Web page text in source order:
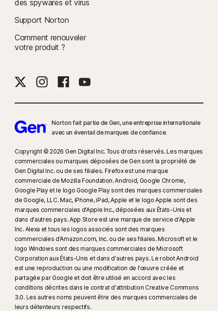
D'après un test effectué sur huit autres produits VPN de premier plan
sélectionnés par Gen dans le rapport VPN Products Performance
Benchmarks réalisé par PassMark Software à la demande de Gen, en
Pour supprimer la plupart des alertes pour Windows, le mode plein
Social Media Monitoring n'est pas disponible sur certaines plates-
formes de réseaux sociaux et les fonctionnalités diffèrent d'une plate-
Norton.com/smm. N'inclut pas la surveillance des chats ni des
messages directs. Peut ne pas identifier le cyberharcèlement, les
contenus explicites ou illégaux ou les discours haineux.
La Protection contre les deepfakes automatique fonctionne
uniquement pour les vidéos en anglais sur les plateformes de réseaux
sociaux/vidéo prises en charge. Utilisez l'analyse manuelle pour les
autres plateformes. Nécessite Windows 11 ou une version ultérieure et un
navigateur compatible. La détection automatique requiert également soit
un PC IA avec au minimum un processeur Qualcomm ou Intel de 8 cœurs
et 16 Go de RAM, soit un PC non IA avec au minimum un processeur de
6 cœurs de toute marque et 16 Go de RAM. Sur les PC non IA avec au
minimum un processeur de 4 cœurs et 8 Go de RAM, seule l'analyse
manuelle est disponible. Pour plus d'informations, consultez
des spywares et virus
Support Norton
Comment renouveler
votre produit ?
Norton fait partie de Gen, une entreprise internationale
avec un éventail de marques de confiance.​
Copyright © 2026 Gen Digital Inc. Tous droits réservés. Les marques
commerciales ou marques déposées de Gen sont la propriété de
Gen Digital Inc. ou de ses filiales. Firefox est une marque
commerciale de Mozilla Foundation. Android, Google Chrome,
Google Play et le logo Google Play sont des marques commerciales
de Google, LLC. Mac, iPhone, iPad, Apple et le logo Apple sont des
marques commerciales d'Apple Inc., déposées aux États-Unis et
dans d'autres pays. App Store est une marque de service d'Apple
Inc. Alexa et tous les logos associés sont des marques
commerciales d'Amazon.com, Inc. ou de ses filiales. Microsoft et le
logo Windows sont des marques commerciales de Microsoft
Corporation aux États-Unis et dans d'autres pays. Le robot Android
est une reproduction ou une modification de l'œuvre créée et
partagée par Google et doit être utilisé en accord avec les
conditions décrites dans le contrat d'attribution Creative Commons
3.0. Les autres noms peuvent être des marques commerciales de
leurs détenteurs respectifs.